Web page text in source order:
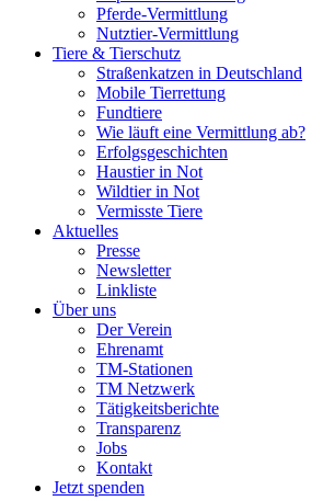
Pferde-Vermittlung
Nutztier-Vermittlung
Tiere & Tierschutz
Straßenkatzen in Deutschland
Mobile Tierrettung
Fundtiere
Wie läuft eine Vermittlung ab?
Erfolgsgeschichten
Haustier in Not
Wildtier in Not
Vermisste Tiere
Aktuelles
Presse
Newsletter
Linkliste
Über uns
Der Verein
Ehrenamt
TM-Stationen
TM Netzwerk
Tätigkeitsberichte
Transparenz
Jobs
Kontakt
Jetzt spenden